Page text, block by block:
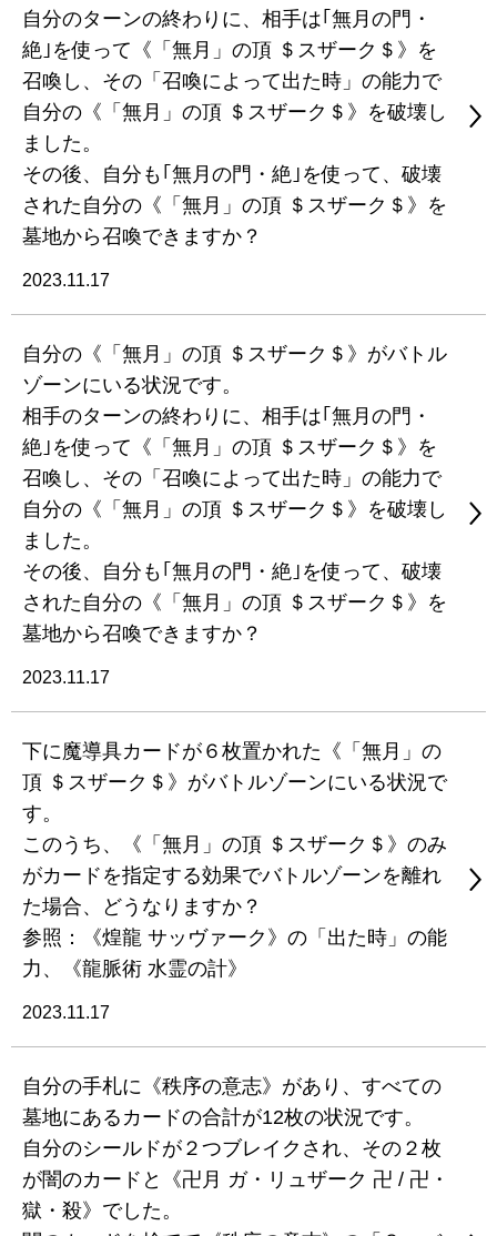
自分のターンの終わりに、相手は｢無月の門・
絶｣を使って《「無月」の頂 ＄スザーク＄》を
召喚し、その「召喚によって出た時」の能力で
自分の《「無月」の頂 ＄スザーク＄》を破壊し
ました。
その後、自分も｢無月の門・絶｣を使って、破壊
された自分の《「無月」の頂 ＄スザーク＄》を
墓地から召喚できますか？
2023.11.17
自分の《「無月」の頂 ＄スザーク＄》がバトル
ゾーンにいる状況です。
相手のターンの終わりに、相手は｢無月の門・
絶｣を使って《「無月」の頂 ＄スザーク＄》を
召喚し、その「召喚によって出た時」の能力で
自分の《「無月」の頂 ＄スザーク＄》を破壊し
ました。
その後、自分も｢無月の門・絶｣を使って、破壊
された自分の《「無月」の頂 ＄スザーク＄》を
墓地から召喚できますか？
2023.11.17
下に魔導具カードが６枚置かれた《「無月」の
頂 ＄スザーク＄》がバトルゾーンにいる状況で
す。
このうち、《「無月」の頂 ＄スザーク＄》のみ
がカードを指定する効果でバトルゾーンを離れ
た場合、どうなりますか？
参照：《煌龍 サッヴァーク》の「出た時」の能
力、《龍脈術 水霊の計》
2023.11.17
自分の手札に《秩序の意志》があり、すべての
墓地にあるカードの合計が12枚の状況です。
自分のシールドが２つブレイクされ、その２枚
が闇のカードと《卍月 ガ・リュザーク 卍 / 卍・
獄・殺》でした。